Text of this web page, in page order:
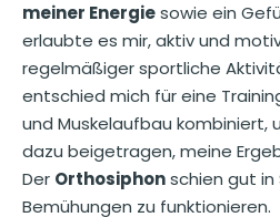
meiner Energiesowie ein
erlaubte es mir, aktiv und
regelmäßiger sportliche
entschied mich für eine
und Muskelaufbau kombiniert,
dazu beigetragen, meine
Der Orthosiphonschien gut
Bemühungen zu funktionieren.